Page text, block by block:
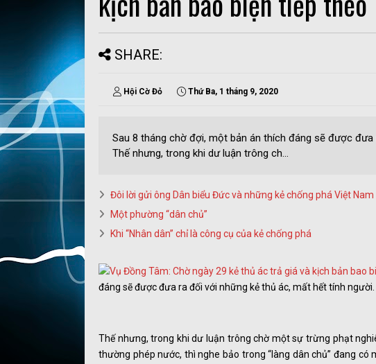
SHARE:
Hội Cờ Đỏ Thứ Ba, 1 tháng 9, 2020
Sau 8 tháng chờ đợi, một bản án thích đáng sẽ được
Thế nhưng, trong khi dư luận trông ch...
Đôi lời gửi ông Dân biểu Đức và những kẻ chống phá Việt Nam
Một phường “dân chủ”
Khi “Nhân dân” chỉ là công cụ của kẻ chống phá
đáng sẽ được đưa ra đối với những kẻ thủ ác, mất hết tính người.
Thế nhưng, trong khi dư luận trông chờ một sự trừng phạt
thường phép nước, thì nghe bảo trong “làng dân chủ” đang có